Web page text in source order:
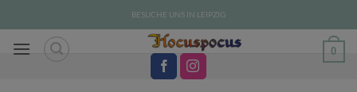
Inhalt
springen
BESUCHE UNS IN LEIPZIG
0